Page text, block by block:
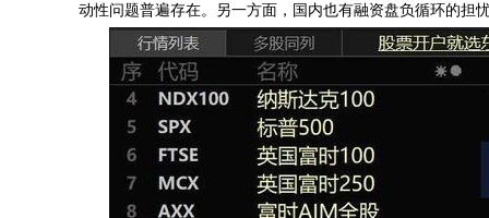
动性问题普遍存在。另一方面，国内也有融资盘负循环的担